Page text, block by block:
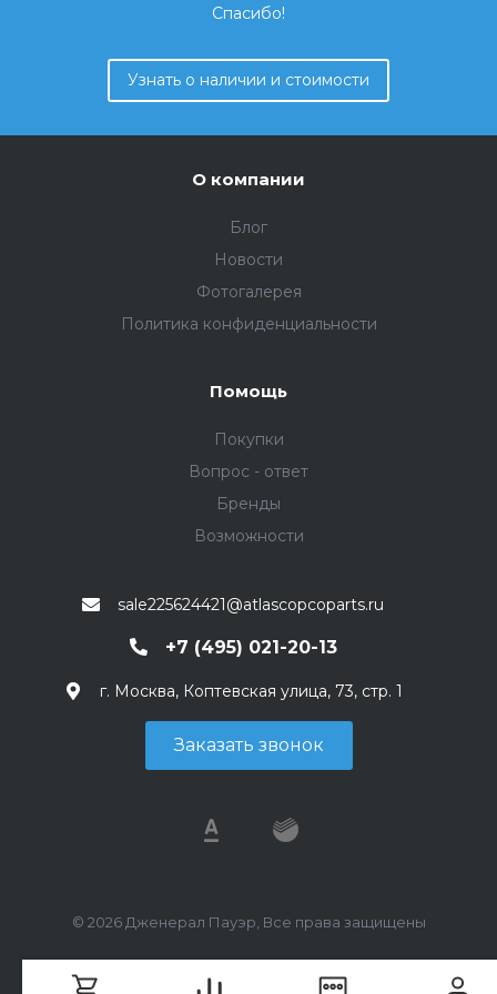
Спасибо!
Узнать о наличии и стоимости
О компании
Блог
Новости
Фотогалерея
Политика конфиденциальности
Помощь
Покупки
Вопрос - ответ
Бренды
Возможности
sale225624421@atlascopcoparts.ru
+7 (495) 021-20-13
г. Москва, Коптевская улица, 73, стр. 1
Заказать звонок
© 2026 Дженерал Пауэр, Все права защищены